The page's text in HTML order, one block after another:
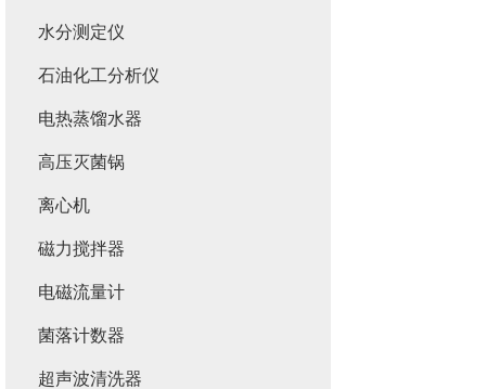
水分测定仪
石油化工分析仪
电热蒸馏水器
高压灭菌锅
离心机
磁力搅拌器
电磁流量计
菌落计数器
超声波清洗器